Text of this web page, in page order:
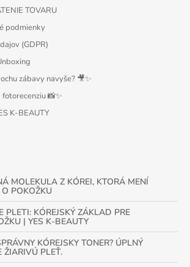
TOVARU
podmienky
(GDPR)
zábavy navyše? 🎥✨
📸✨
K-BEAUTY
MOLEKULA Z KÓREI, KTORÁ MENÍ
POKOŽKU
PLETI: KÓREJSKÝ ZÁKLAD PRE
| YES K-BEAUTY
KÓREJSKY TONER? ÚPLNÝ
ŽIARIVÚ PLEŤ.